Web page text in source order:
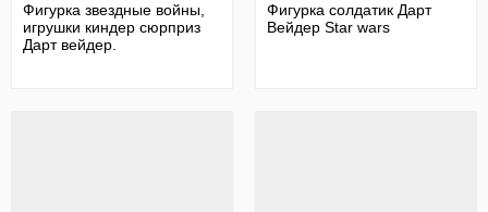
Фигурка звездные войны,
игрушки киндер сюрприз
Дарт вейдер.
Фигурка солдатик Дарт
Вейдер Star wars